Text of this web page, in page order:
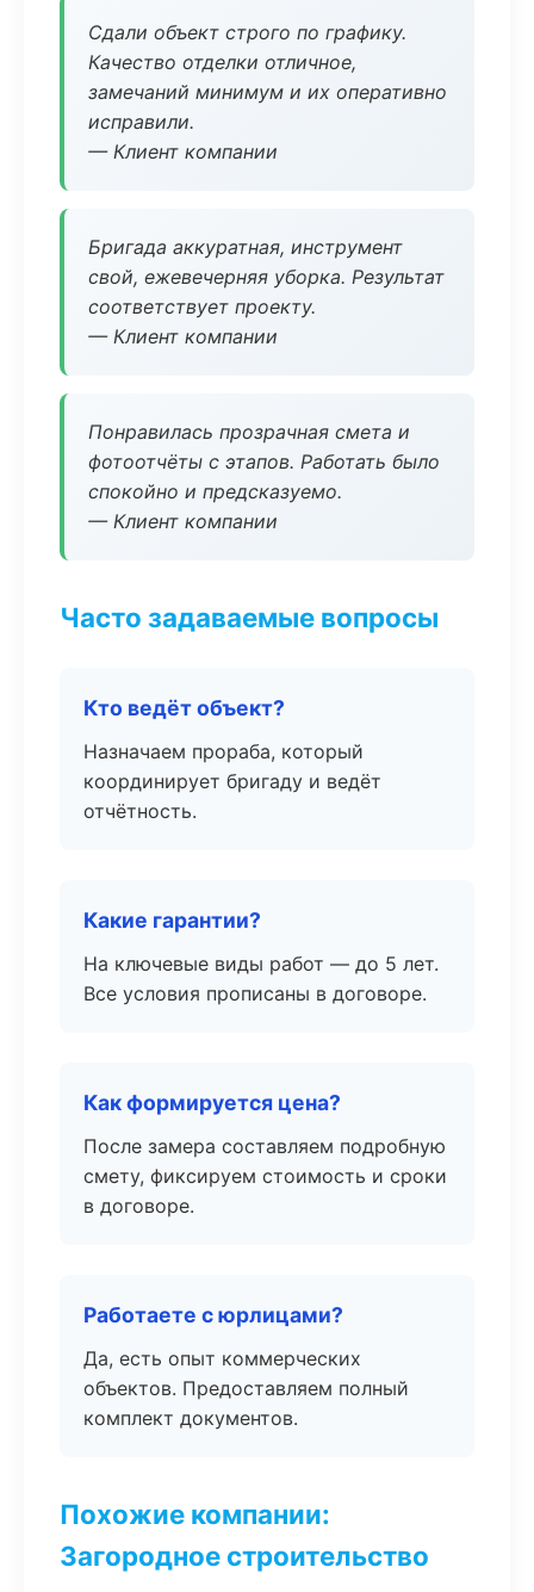
Сдали объект строго по графику.
Качество отделки отличное,
замечаний минимум и их оперативно
исправили.
— Клиент компании
Бригада аккуратная, инструмент
свой, ежевечерняя уборка. Результат
соответствует проекту.
— Клиент компании
Понравилась прозрачная смета и
фотоотчёты с этапов. Работать было
спокойно и предсказуемо.
— Клиент компании
Часто задаваемые вопросы
Кто ведёт объект?
Назначаем прораба, который
координирует бригаду и ведёт
отчётность.
Какие гарантии?
На ключевые виды работ — до 5 лет.
Все условия прописаны в договоре.
Как формируется цена?
После замера составляем подробную
смету, фиксируем стоимость и сроки
в договоре.
Работаете с юрлицами?
Да, есть опыт коммерческих
объектов. Предоставляем полный
комплект документов.
Похожие компании:
Загородное строительство